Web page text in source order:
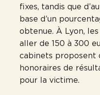
fixes, tandis que
base d’un
obtenue. À Lyon,
aller de 150 à 300
cabinets proposent
honoraires de
pour la victime.